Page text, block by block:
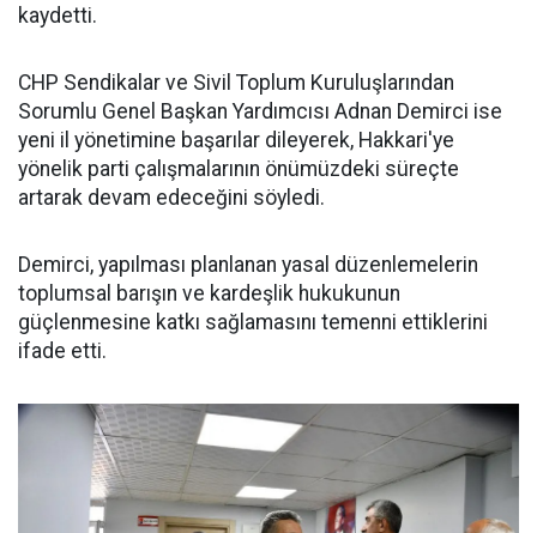
kaydetti.
CHP Sendikalar ve Sivil Toplum Kuruluşlarından
Sorumlu Genel Başkan Yardımcısı Adnan Demirci ise
yeni il yönetimine başarılar dileyerek, Hakkari'ye
yönelik parti çalışmalarının önümüzdeki süreçte
artarak devam edeceğini söyledi.
Demirci, yapılması planlanan yasal düzenlemelerin
toplumsal barışın ve kardeşlik hukukunun
güçlenmesine katkı sağlamasını temenni ettiklerini
ifade etti.